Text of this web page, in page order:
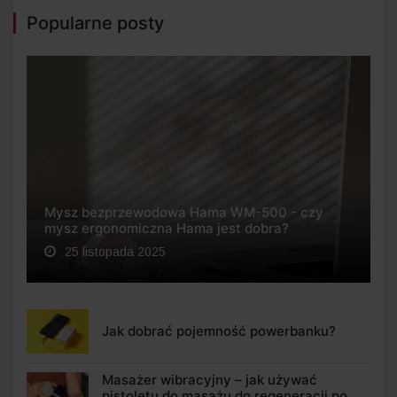
Popularne posty
Mysz bezprzewodowa Hama WM-500 - czy
mysz ergonomiczna Hama jest dobra?
25 listopada 2025
Jak dobrać pojemność powerbanku?
Masażer wibracyjny – jak używać